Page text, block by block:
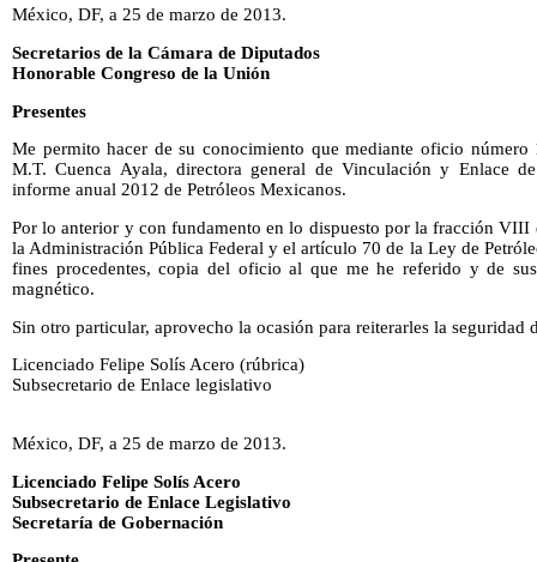
México, DF, a 25 de marzo de 2013.
Secretarios de la Cámara de Diputados
Honorable Congreso de la Unión
Presentes
Me permito hacer de su conocimiento que mediante oficio número
M.T. Cuenca Ayala, directora general de Vinculación y Enlace
informe anual 2012 de Petróleos Mexicanos.
Por lo anterior y con fundamento en lo dispuesto por la fracción
la Administración Pública Federal y el artículo 70 de la Ley de
fines procedentes, copia del oficio al que me he referido y de
magnético.
Sin otro particular, aprovecho la ocasión para reiterarles la
Licenciado Felipe Solís Acero (rúbrica)
Subsecretario de Enlace legislativo
México, DF, a 25 de marzo de 2013.
Licenciado Felipe Solís Acero
Subsecretario de Enlace Legislativo
Secretaría de Gobernación